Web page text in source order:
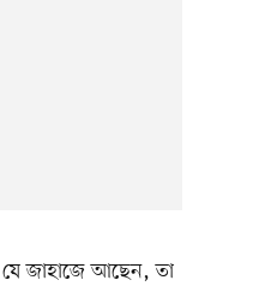
জাহাজে আছেন, তা